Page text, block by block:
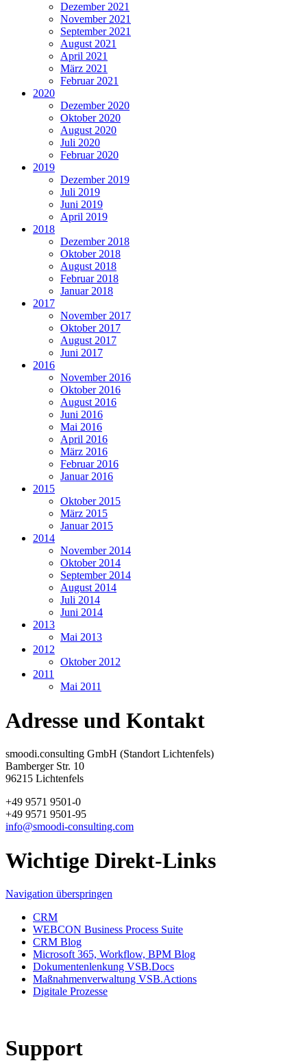
Dezember 2021
November 2021
September 2021
August 2021
April 2021
März 2021
Februar 2021
2020
Dezember 2020
Oktober 2020
August 2020
Juli 2020
Februar 2020
2019
Dezember 2019
Juli 2019
Juni 2019
April 2019
2018
Dezember 2018
Oktober 2018
August 2018
Februar 2018
Januar 2018
2017
November 2017
Oktober 2017
August 2017
Juni 2017
2016
November 2016
Oktober 2016
August 2016
Juni 2016
Mai 2016
April 2016
März 2016
Februar 2016
Januar 2016
2015
Oktober 2015
März 2015
Januar 2015
2014
November 2014
Oktober 2014
September 2014
August 2014
Juli 2014
Juni 2014
2013
Mai 2013
2012
Oktober 2012
2011
Mai 2011
Adresse und Kontakt
smoodi.consulting GmbH (Standort Lichtenfels)
Bamberger Str. 10
96215 Lichtenfels
+49 9571 9501-0
+49 9571 9501-95
info@smoodi-consulting.com
Wichtige Direkt-Links
Navigation überspringen
CRM
WEBCON Business Process Suite
CRM Blog
Microsoft 365, Workflow, BPM Blog
Dokumentenlenkung VSB.Docs
Maßnahmenverwaltung VSB.Actions
Digitale Prozesse
Support